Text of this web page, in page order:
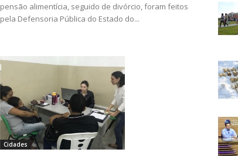
pensão alimentícia, seguido de divórcio, foram feitos
pela Defensoria Pública do Estado do...
Cidades